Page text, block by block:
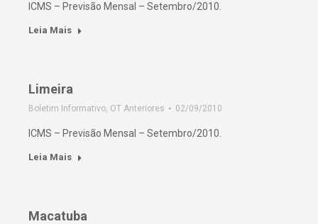
ICMS – Previsão Mensal – Setembro/2010.
Leia Mais
Limeira
Boletim Informativo, OT Anteriores 02/09/2010
ICMS – Previsão Mensal – Setembro/2010.
Leia Mais
Macatuba